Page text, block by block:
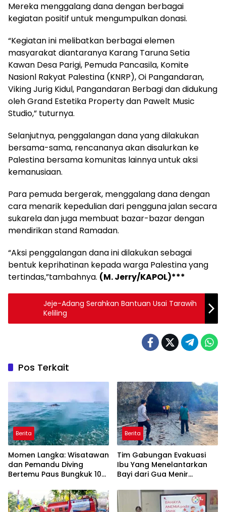
Mereka menggalang dana dengan berbagai
kegiatan positif untuk mengumpulkan donasi.
“Kegiatan ini melibatkan berbagai elemen
masyarakat diantaranya Karang Taruna Setia
Kawan Desa Parigi, Pemuda Pancasila, Komite
Nasionl Rakyat Palestina (KNRP), Oi Pangandaran,
Viking Jurig Kidul, Pangandaran Berbagi dan didukung
oleh Grand Estetika Property dan Pawelt Music
Studio,” tuturnya.
Selanjutnya, penggalangan dana yang dilakukan
bersama-sama, rencananya akan disalurkan ke
Palestina bersama komunitas lainnya untuk aksi
kemanusiaan.
Para pemuda bergerak, menggalang dana dengan
cara menarik kepedulian dari pengguna jalan secara
sukarela dan juga membuat bazar-bazar dengan
mendirikan stand Ramadan.
“Aksi penggalangan dana ini dilakukan sebagai
bentuk keprihatinan kepada warga Palestina yang
tertindas,”tambahnya. (M. Jerry/KAPOL)***
Jeje-Adang Serahkan Bantuan Usai Tarawih
Keliling
Pos Terkait
Berita
Momen Langka: Wisatawan
dan Pemandu Diving
Bertemu Paus Bungkuk 10
Berita
Tim Gabungan Evakuasi
Ibu Yang Menelantarkan
Bayi dari Gua Menir
Pangandaran